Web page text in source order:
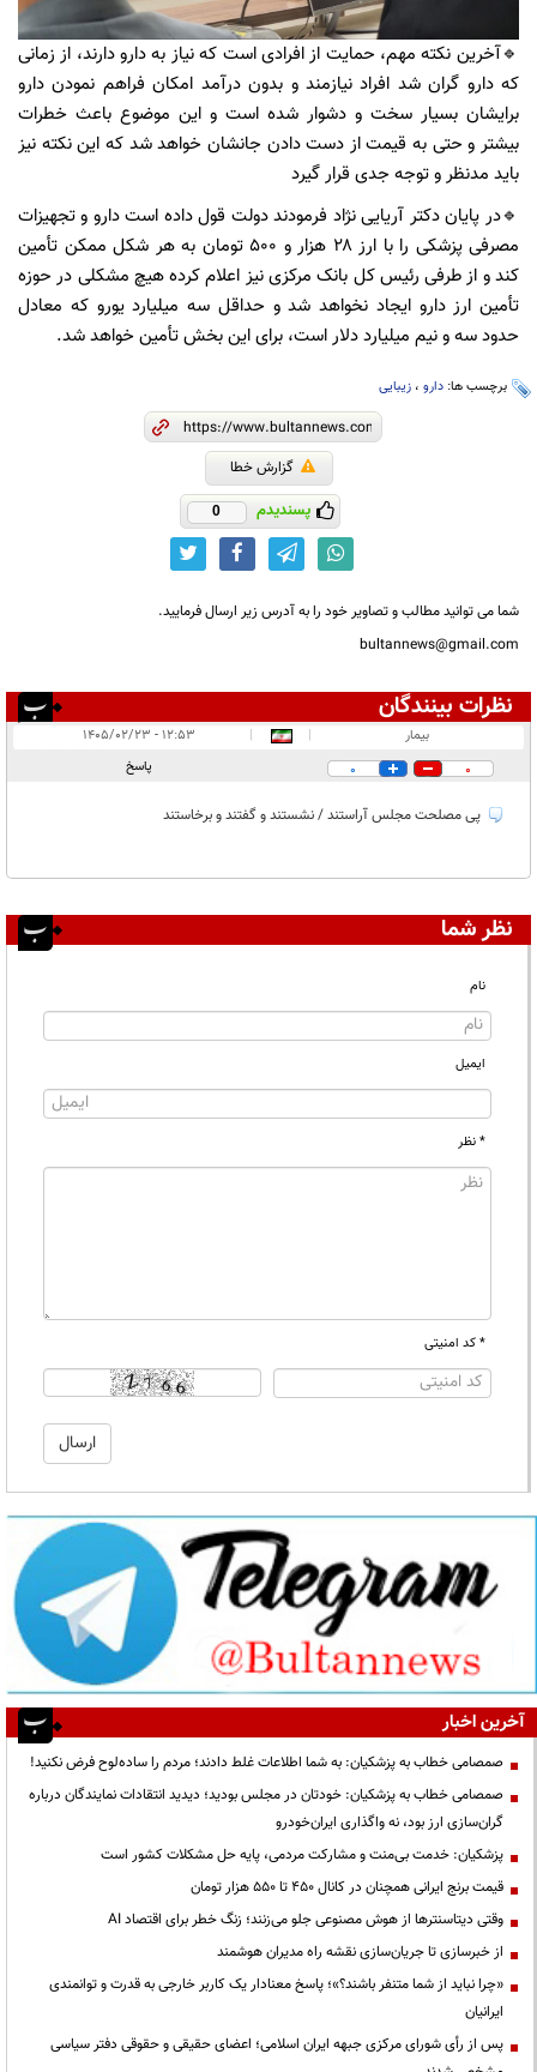
🔹آخرین نکته مهم، حمایت از افرادی است که نیاز به دارو دارند، از زمانی
که دارو گران شد افراد نیازمند و بدون درآمد امکان فراهم نمودن دارو
برایشان بسیار سخت و دشوار شده است و این موضوع باعث خطرات
بیشتر و حتی به قیمت از دست دادن جانشان خواهد شد که این نکته نیز
باید مدنظر و توجه جدی قرار گیرد
🔹در پایان دکتر آریایی نژاد فرمودند دولت قول داده است دارو و تجهیزات
مصرفی پزشکی را با ارز ۲۸ هزار و ۵۰۰ تومان به هر شکل ممکن تأمین
کند و از طرفی رئیس کل بانک مرکزی نیز اعلام کرده هیچ مشکلی در حوزه
تأمین ارز دارو ایجاد نخواهد شد و حداقل سه میلیارد یورو که معادل
حدود سه و نیم میلیارد دلار است، برای این بخش تأمین خواهد شد.
برچسب ها: دارو ، زیبایی
گزارش خطا
پسندیدم 0
شما می توانید مطالب و تصاویر خود را به آدرس زیر ارسال فرمایید.
bultannews@gmail.com
نظرات بینندگان
در انتظار بررسی:
بیمار |
|
۱۲:۵۳ - ۱۴۰۵/۰۲/۲۳
0
0 پاسخ
پی مصلحت مجلس آراستند / نشستند و گفتند و برخاستند
نظر شما
نام
ایمیل
* نظر
* کد امنیتی
آخرین اخبار
صمصامی خطاب به پزشکیان: به شما اطلاعات غلط دادند؛ مردم را ساده‌لوح فرض نکنید!
صمصامی خطاب به پزشکیان: خودتان در مجلس بودید؛ دیدید انتقادات نمایندگان درباره
گران‌سازی ارز بود، نه واگذاری ایران‌خودرو
پزشکیان: خدمت بی‌منت و مشارکت مردمی، پایه حل مشکلات کشور است
قیمت‌ برنج ایرانی همچنان در کانال ۴۵۰ تا ۵۵۰ هزار تومان
وقتی دیتاسنترها از هوش مصنوعی جلو می‌زنند؛ زنگ خطر برای اقتصاد AI
از خبرسازی تا جریان‌سازی نقشه راه مدیران هوشمند
«چرا نباید از شما متنفر باشند؟»؛ پاسخ معنادار یک کاربر خارجی به قدرت و توانمندی
ایرانیان
پس از رأی شورای مرکزی جبهه ایران اسلامی؛ اعضای حقیقی و حقوقی دفتر سیاسی